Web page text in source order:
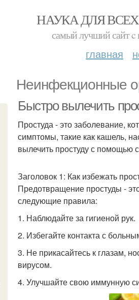
НАУКА ДЛЯ
самый лучший сайт c
главная
Неинфекционные
Быстро вылечить
Простуда - это заболевание,
симптомы, такие как кашель,
вылечить простуду с помощью
Заголовок 1: Как избежать
Предотвращение простуды -
следующие правила:
1. Наблюдайте за гигиеной рук.
2. Избегайте контакта с
3. Не прикасайтесь к глазам,
вирусом.
4. Улучшайте свою иммунную